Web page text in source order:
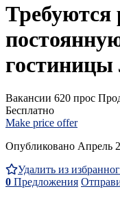
Требуются
гостиницы
Вакансии 620 прос
Бесплатно
Make price offer
Опубликовано Апрель
Удалить из
0 Предложения